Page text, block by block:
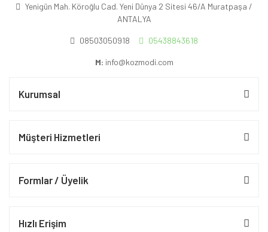
Yenigün Mah. Köroğlu Cad. Yeni Dünya 2 Sitesi 46/A Muratpaşa /
ANTALYA
08503050918 05438843618
M: info@kozmodi.com
Kurumsal
Müşteri Hizmetleri
Formlar / Üyelik
Hızlı Erişim